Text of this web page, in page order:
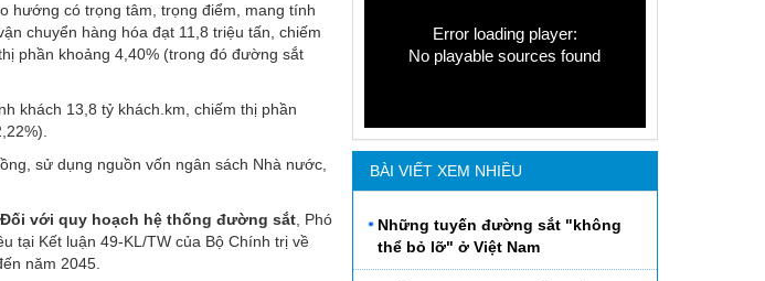
hướng có trọng tâm, trọng điểm, mang tính
chuyển hàng hóa đạt 11,8 triệu tấn, chiếm
phần khoảng 4,40% (trong đó đường sắt
khách 13,8 tỷ khách.km, chiếm thị phần
sử dụng nguồn vốn ngân sách Nhà nước,
Đối với quy hoạch hệ thống đường sắt , Phó
tại Kết luận 49-KL/TW của Bộ Chính trị về
năm 2045.
Error loading player:
No playable sources found
BÀI VIẾT XEM NHIỀU
Những tuyến đường sắt "không
thể bỏ lỡ" ở Việt Nam